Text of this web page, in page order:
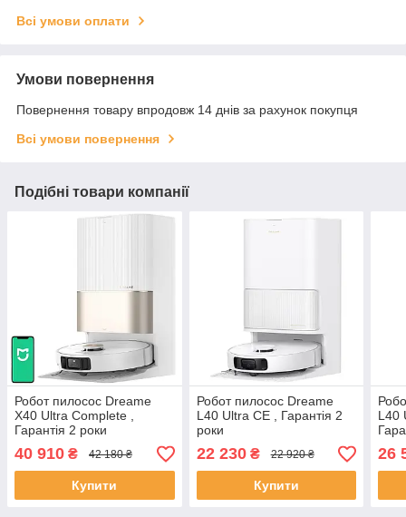
Всі умови оплати
Умови повернення
Повернення товару впродовж 14 днів за рахунок покупця
Всі умови повернення
Подібні товари компанії
Робот пилосос Dreame
X40 Ultra Complete ,
Гарантія 2 роки
40 910 ₴ 42 180 ₴
Купити
Робот пилосос Dreame
L40 Ultra CE , Гарантія 2
роки
22 230₴ 22 920 ₴
Купити
L40
26